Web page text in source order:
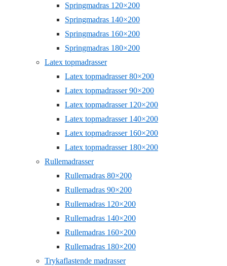
Springmadras 120×200
Springmadras 140×200
Springmadras 160×200
Springmadras 180×200
Latex topmadrasser
Latex topmadrasser 80×200
Latex topmadrasser 90×200
Latex topmadrasser 120×200
Latex topmadrasser 140×200
Latex topmadrasser 160×200
Latex topmadrasser 180×200
Rullemadrasser
Rullemadras 80×200
Rullemadras 90×200
Rullemadras 120×200
Rullemadras 140×200
Rullemadras 160×200
Rullemadras 180×200
Trykaflastende madrasser